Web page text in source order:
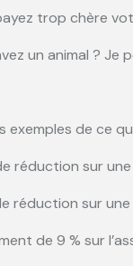
trop chère
un animal ? Je
exemples de ce
réduction sur
réduction sur
de 9 % sur